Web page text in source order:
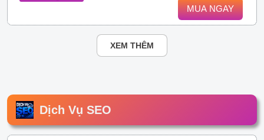
MUA NGAY
XEM THÊM
Dịch Vụ SEO